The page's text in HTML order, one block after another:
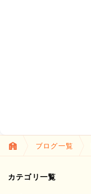
ブログ一覧
カテゴリ一覧